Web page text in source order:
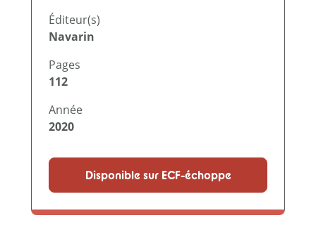
Éditeur(s)
Navarin
Pages
112
Année
2020
Disponible sur ECF-échoppe